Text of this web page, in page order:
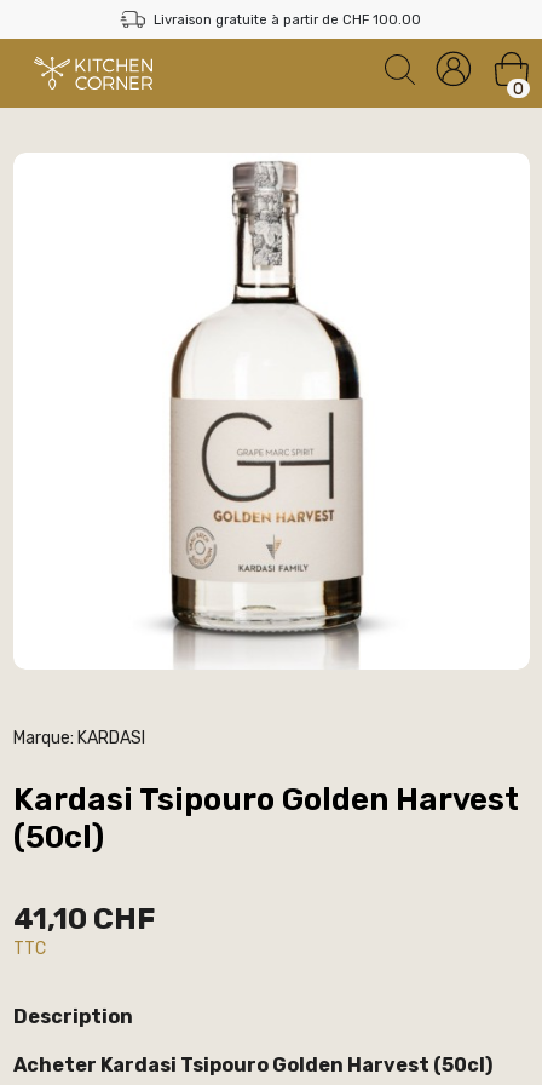
Livraison gratuite à partir de CHF 100.00
0
Marque: KARDASI
Kardasi Tsipouro Golden Harvest
(50cl)
41,10 CHF
TTC
Description
Acheter Kardasi Tsipouro Golden Harvest (50cl)